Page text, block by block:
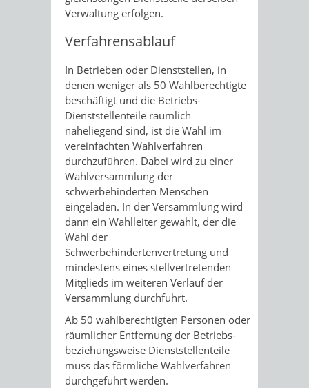
Verwaltung erfolgen.
Verfahrensablauf
In Betrieben oder Dienststellen, in
denen weniger als 50 Wahlberechtigte
beschäftigt und die Betriebs-
Dienststellenteile räumlich
naheliegend sind, ist die Wahl im
vereinfachten Wahlverfahren
durchzuführen. Dabei wird zu einer
Wahlversammlung der
schwerbehinderten Menschen
eingeladen. In der Versammlung wird
dann ein Wahlleiter gewählt, der die
Wahl der
Schwerbehindertenvertretung und
mindestens eines stellvertretenden
Mitglieds im weiteren Verlauf der
Versammlung durchführt.
Ab 50 wahlberechtigten Personen oder
räumlicher Entfernung der Betriebs-
beziehungsweise Dienststellenteile
muss das förmliche Wahlverfahren
durchgeführt werden.